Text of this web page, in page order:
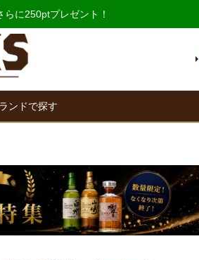
に250ptプレゼント！
ンドで探す
検索